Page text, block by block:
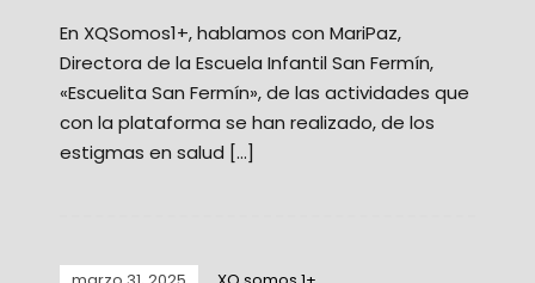
En XQSomos1+, hablamos con MariPaz,
Directora de la Escuela Infantil San Fermín,
«Escuelita San Fermín», de las actividades que
con la plataforma se han realizado, de los
estigmas en salud […]